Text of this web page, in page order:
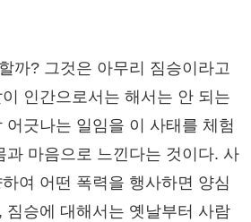
까? 그것은 아무리 짐승이라고
인간으로서는 해서는 안 되는
어긋나는 일임을 이 사태를 체험
과 마음으로 느낀다는 것이다. 사
여 어떤 폭력을 행사하면 양심
짐승에 대해서는 옛날부터 사람